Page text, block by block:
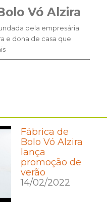
Vó Alzira
pela empresária
e dona de casa que
Fábrica de
Bolo Vó Alzira
lança
promoção de
verão
14/02/2022